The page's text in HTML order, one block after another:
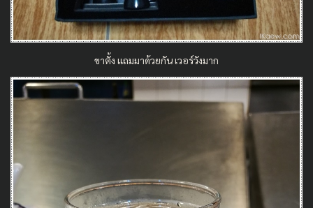
ขาตั้ง แถมมาด้วยกัน เวอร์วังมาก